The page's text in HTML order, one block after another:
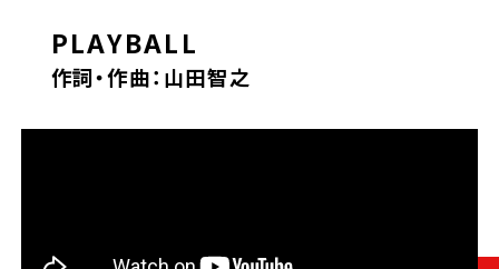
PLAYBALL
作詞・作曲：山田智之